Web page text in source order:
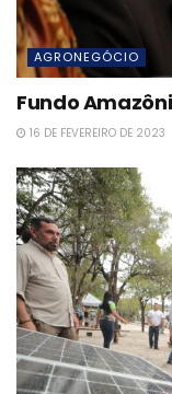
AGRONEGÓCIO
Fundo
16 DE FEVEREIRO DE 2023